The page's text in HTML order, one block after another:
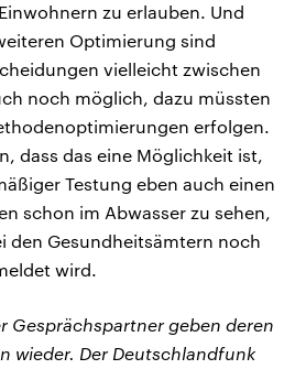
zu erlauben. Und
Optimierung sind
vielleicht zwischen
noch möglich, dazu müssten
erfolgen.
dass das eine Möglichkeit ist,
Testung eben auch einen
schon im Abwasser zu sehen,
den Gesundheitsämtern noch
wird.
Gesprächspartner geben deren
wieder. Der Deutschlandfunk